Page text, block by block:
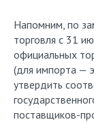
Напомним, по
торговля с 31
официальных
(для импорта —
утвердить
поставщиков-